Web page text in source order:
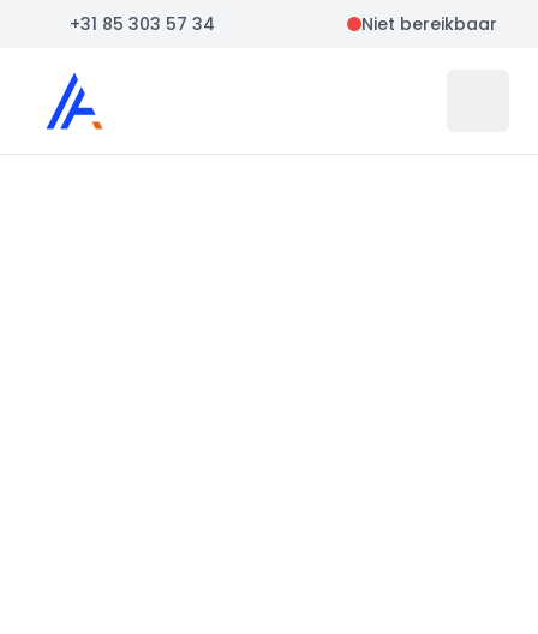
+31 85 303 57 34 Niet bereikbaar
Auto Atlas